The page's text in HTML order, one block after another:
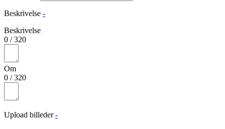
Beskrivelse -
Beskrivelse
0 /320
Om
0 /320
Upload billeder -